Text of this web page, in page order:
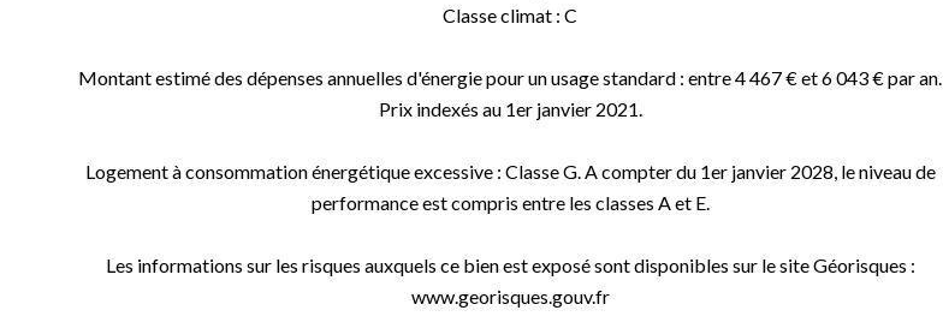
Classe climat : C
Montant estimé des dépenses annuelles d'énergie pour un usage standard : entre 4 467 € et 6 043 € par an.
Prix indexés au 1er janvier 2021.
Logement à consommation énergétique excessive : Classe G. A compter du 1er janvier 2028, le niveau de
performance est compris entre les classes A et E.
Les informations sur les risques auxquels ce bien est exposé sont disponibles sur le site Géorisques :
www.georisques.gouv.fr